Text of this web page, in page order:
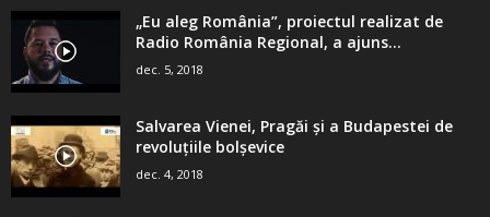
„Eu aleg România”, proiectul realizat de
Radio România Regional, a ajuns...
dec. 5, 2018
Salvarea Vienei, Pragăi şi a Budapestei de
revoluţiile bolşevice
dec. 4, 2018